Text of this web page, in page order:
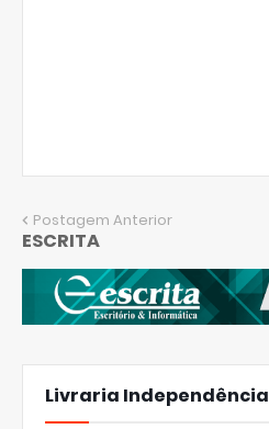
Postagem Anterior
ESCRITA
Livraria Independência